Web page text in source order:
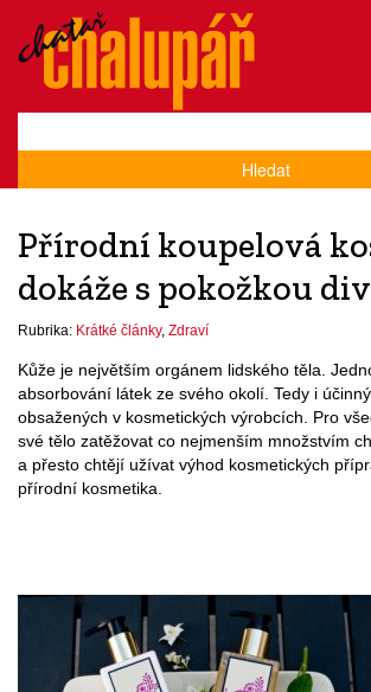
Hledat
Přírodní koupelová
dokáže s pokožkou
Rubrika: Krátké články, Zdraví
Kůže je největším orgánem lidského těla.
absorbování látek ze svého okolí. Tedy i
obsažených v kosmetických výrobcích. Pro
své tělo zatěžovat co nejmenším množstvím
a přesto chtějí užívat výhod kosmetických
přírodní kosmetika.